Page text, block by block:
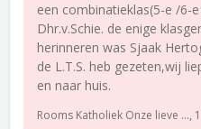
een combinatieklas(5-e /6-
Dhr.v.Schie. de enige
herinneren was Sjaak
de L.T.S. heb gezeten,wij
en naar huis.
Rooms Katholiek Onze lieve ...,